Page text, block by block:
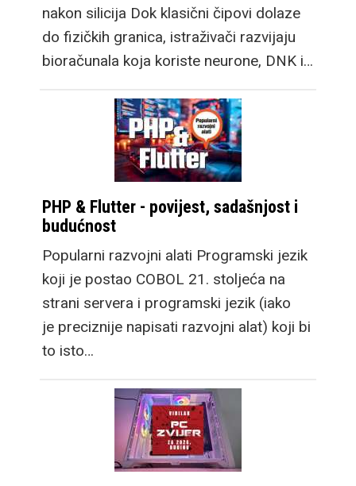
nakon silicija Dok klasični čipovi dolaze
do fizičkih granica, istraživači razvijaju
bioračunala koja koriste neurone, DNK i…
PHP & Flutter - povijest, sadašnjost i
budućnost
Popularni razvojni alati Programski jezik
koji je postao COBOL 21. stoljeća na
strani servera i programski jezik (iako
je preciznije napisati razvojni alat) koji bi
to isto…